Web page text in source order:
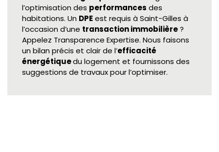
l’optimisation des performances des
habitations. Un DPEest requis à Saint-Gilles à
l’occasion d’une transaction immobilière?
Appelez Transparence Expertise. Nous faisons
un bilan précis et clair de l’efficacité
énergétiquedu logement et fournissons des
suggestions de travaux pour l’optimiser.